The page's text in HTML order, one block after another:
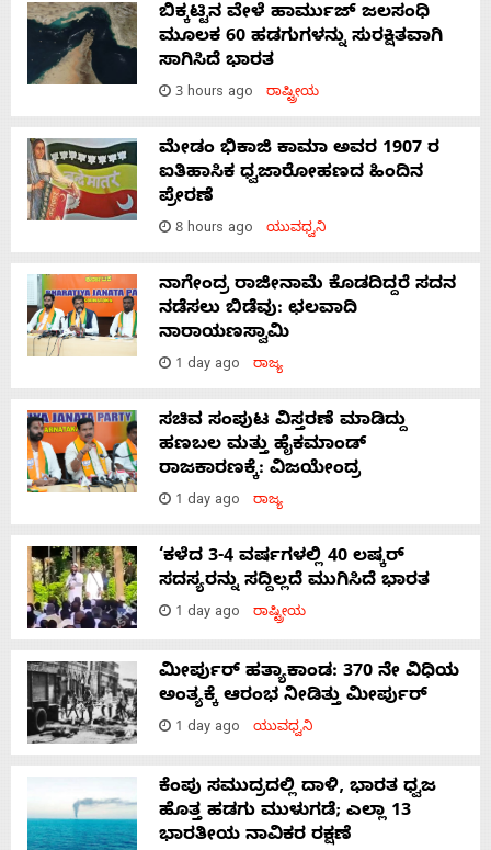
ಬಿಕ್ಕಟ್ಟಿನ ವೇಳೆ ಹಾರ್ಮುಜ್ ಜಲಸಂಧಿ
ಮೂಲಕ 60 ಹಡಗುಗಳನ್ನು ಸುರಕ್ಷಿತವಾಗಿ
ಸಾಗಿಸಿದೆ ಭಾರತ
3 hours ago ರಾಷ್ಟ್ರೀಯ
ಮೇಡಂ ಭಿಕಾಜಿ ಕಾಮಾ ಅವರ 1907 ರ
ಐತಿಹಾಸಿಕ ಧ್ವಜಾರೋಹಣದ ಹಿಂದಿನ
ಪ್ರೇರಣೆ
8 hours ago ಯುವಧ್ವನಿ
ನಾಗೇಂದ್ರ ರಾಜೀನಾಮೆ ಕೊಡದಿದ್ದರೆ ಸದನ
ನಡೆಸಲು ಬಿಡೆವು: ಛಲವಾದಿ
ನಾರಾಯಣಸ್ವಾಮಿ
1 day ago ರಾಜ್ಯ
ಸಚಿವ ಸಂಪುಟ ವಿಸ್ತರಣೆ ಮಾಡಿದ್ದು
ಹಣಬಲ ಮತ್ತು ಹೈಕಮಾಂಡ್
ರಾಜಕಾರಣಕ್ಕೆ: ವಿಜಯೇಂದ್ರ
1 day ago ರಾಜ್ಯ
‘ಕಳೆದ 3-4 ವರ್ಷಗಳಲ್ಲಿ 40 ಲಷ್ಕರ್
ಸದಸ್ಯರನ್ನು ಸದ್ದಿಲ್ಲದೆ ಮುಗಿಸಿದೆ ಭಾರತ
1 day ago ರಾಷ್ಟ್ರೀಯ
ಮೀರ್ಪುರ್ ಹತ್ಯಾಕಾಂಡ: 370 ನೇ ವಿಧಿಯ
ಅಂತ್ಯಕ್ಕೆ ಆರಂಭ ನೀಡಿತ್ತು ಮೀರ್ಪುರ್
1 day ago ಯುವಧ್ವನಿ
ಕೆಂಪು ಸಮುದ್ರದಲ್ಲಿ ದಾಳಿ, ಭಾರತ ಧ್ವಜ
ಹೊತ್ತ ಹಡಗು ಮುಳುಗಡೆ; ಎಲ್ಲಾ 13
ಭಾರತೀಯ ನಾವಿಕರ ರಕ್ಷಣೆ